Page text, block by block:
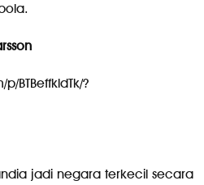
BTBeffkldTk/?
jadi negara terkecil secara